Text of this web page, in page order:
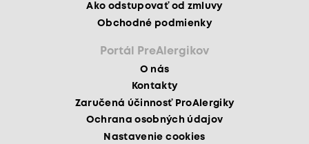
Ako odstupovať od zmluvy
Obchodné podmienky
Portál PreAlergikov
O nás
Kontakty
Zaručená účinnosť ProAlergiky
Ochrana osobných údajov
Nastavenie cookies